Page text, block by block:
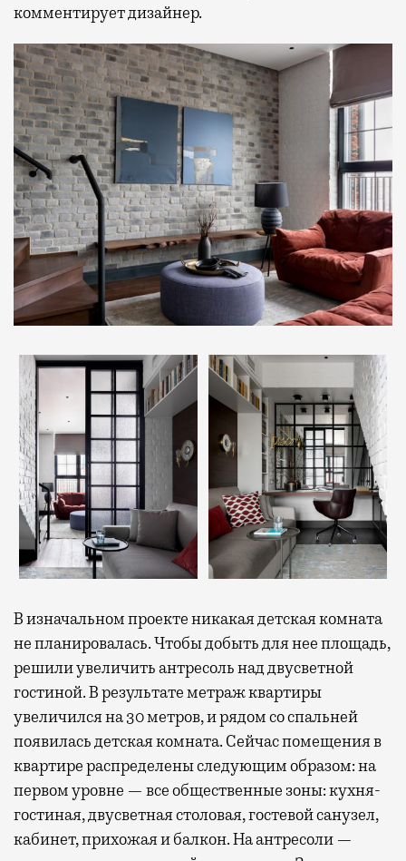
комментирует дизайнер.
В изначальном проекте никакая детская комната
не планировалась. Чтобы добыть для нее площадь,
решили увеличить антресоль над двусветной
гостиной. В результате метраж квартиры
увеличился на 30 метров, и рядом со спальней
появилась детская комната. Сейчас помещения в
квартире распределены следующим образом: на
первом уровне — все общественные зоны: кухня-
гостиная, двусветная столовая, гостевой санузел,
кабинет, прихожая и балкон. На антресоли —